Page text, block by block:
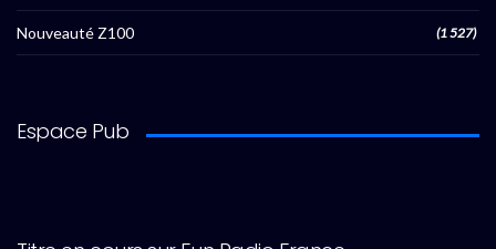
Nouveauté Z100 (1 527)
Espace Pub